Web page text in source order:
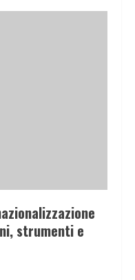
strumenti e